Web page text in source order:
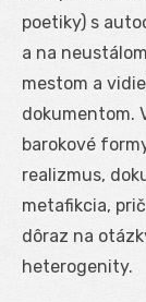
poetiky) s
a na
mestom a
dokumentom.
barokové
realizmus,
metafikcia,
dôraz na
heterogenity.